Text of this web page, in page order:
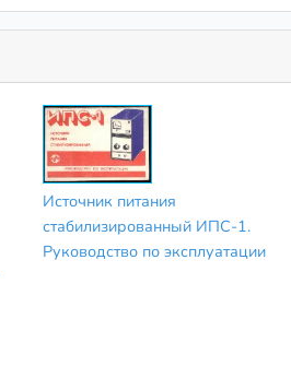
Источник питания
стабилизированный ИПС-1.
Руководство по эксплуатации